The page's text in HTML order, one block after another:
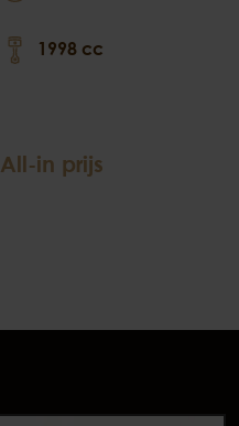
1998 cc
All-in prijs